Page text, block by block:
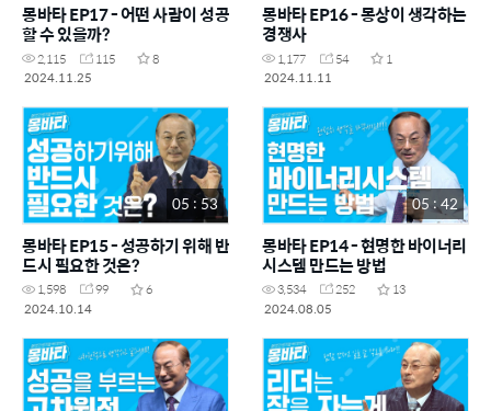
몽바타 EP17 - 어떤 사람이 성공
할 수 있을까?
2,115 115
8
2024.11.25
몽바타 EP16 - 몽상이 생각하는
경쟁사
1,177 54
1
2024.11.11
05 : 53
몽바타 EP15 - 성공하기 위해 반
드시 필요한 것은?
1,598 99
6
2024.10.14
05 : 42
몽바타 EP14 - 현명한 바이너리
시스템 만드는 방법
3,534 252
13
2024.08.05